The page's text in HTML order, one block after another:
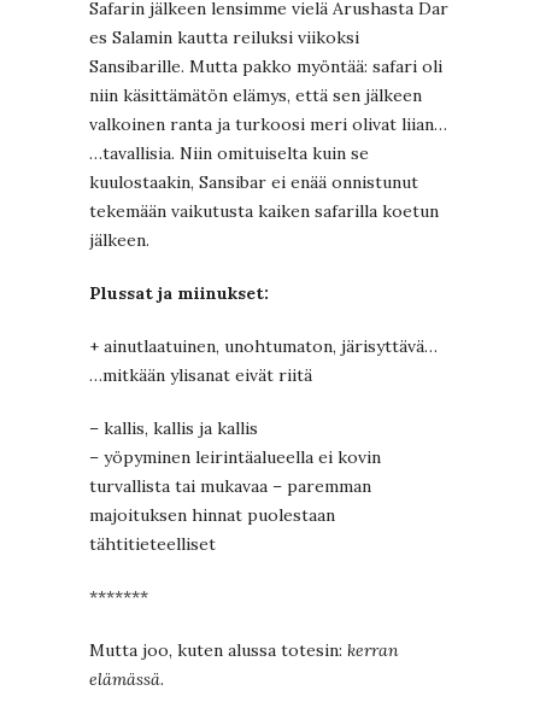
Safarin jälkeen lensimme vielä Arushasta Dar
es Salamin kautta reiluksi viikoksi
Sansibarille. Mutta pakko myöntää: safari oli
niin käsittämätön elämys, että sen jälkeen
valkoinen ranta ja turkoosi meri olivat liian…
…tavallisia. Niin omituiselta kuin se
kuulostaakin, Sansibar ei enää onnistunut
tekemään vaikutusta kaiken safarilla koetun
jälkeen.
Plussat ja miinukset:
+ ainutlaatuinen, unohtumaton, järisyttävä…
…mitkään ylisanat eivät riitä
– kallis, kallis ja kallis
– yöpyminen leirintäalueella ei kovin
turvallista tai mukavaa – paremman
majoituksen hinnat puolestaan
tähtitieteelliset
*******
Mutta joo, kuten alussa totesin: kerran
elämässä.